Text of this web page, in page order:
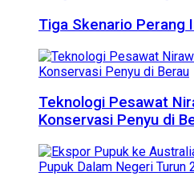
Tiga Skenario Perang
Teknologi Pesawat
Konservasi Penyu di